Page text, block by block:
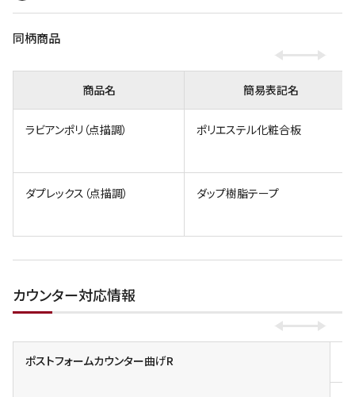
同柄商品
商品名 簡易表記名
ラビアンポリ（点描調） ポリエステル化粧合板
ダプレックス（点描調） ダップ樹脂テープ
カウンター対応情報
ポストフォームカウンター曲げR